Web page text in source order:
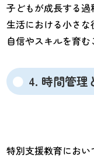
子どもが成長する
生活における小さ
自信やスキルを育む
4. 時間管理
特別支援教育にお